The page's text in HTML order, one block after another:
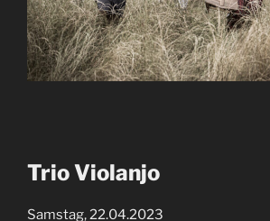
Trio Violanjo
Samstag, 22.04.2023